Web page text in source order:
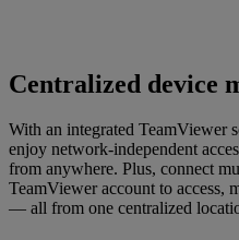
Centralized device
With an integrated TeamViewer
enjoy network-independent
from anywhere. Plus, connect
TeamViewer account to access,
— all from one centralized